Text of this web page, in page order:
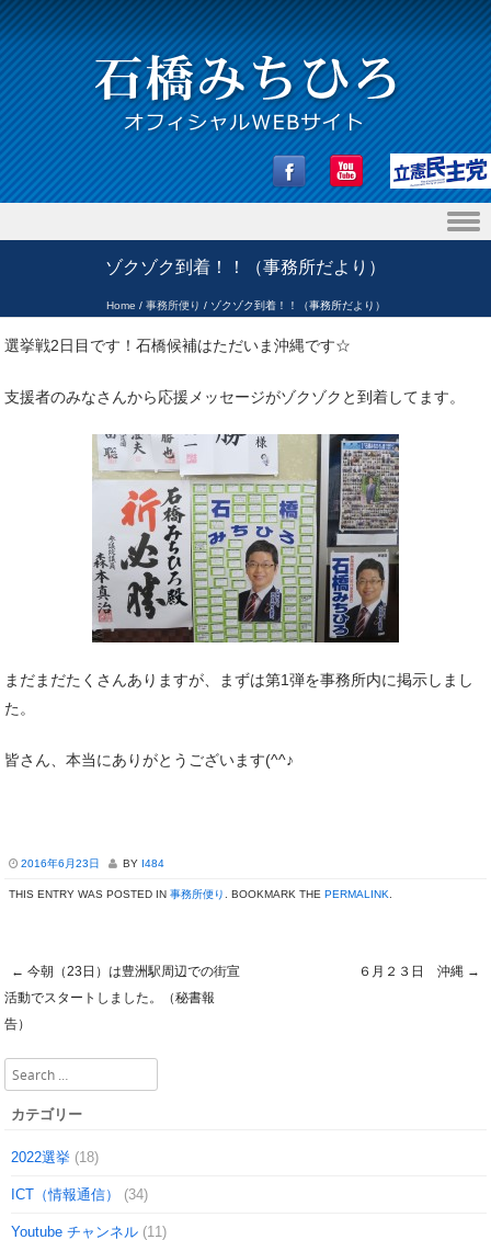
ゾクゾク到着！！（事務所だより）
Home /事務所便り / ゾクゾク到着！！（事務所だより）
選挙戦2日目です！石橋候補はただいま沖縄です☆
支援者のみなさんから応援メッセージがゾクゾクと到着してます。
まだまだたくさんありますが、まずは第1弾を事務所内に掲示しまし
た。
皆さん、本当にありがとうございます(^^♪
2016年6月23日 BY I484
THIS ENTRY WAS POSTED IN 事務所便り . BOOKMARK THE PERMALINK
Post navigation
← 今朝（23日）は豊洲駅周辺での街宣
活動でスタートしました。（秘書報
告）
６月２３日 沖縄 →
Search
カテゴリー
2022選挙 (18)
ICT（情報通信） (34)
Youtube チャンネル (11)